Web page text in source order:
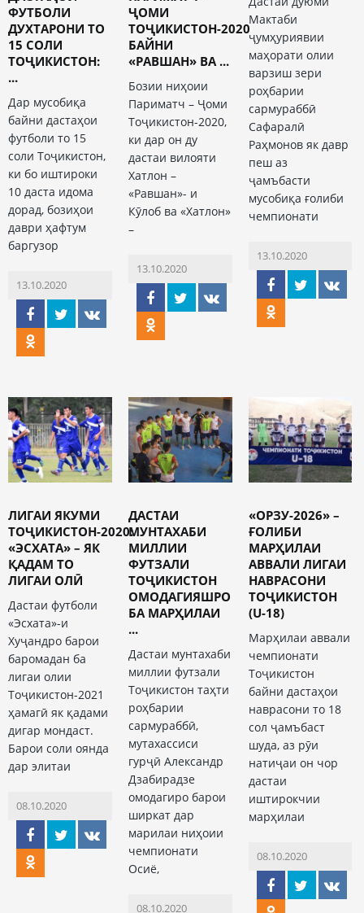
ФУТБОЛИ
ДУХТАРОНИ ТО
15 СОЛИ
ТОҶИКИСТОН:
...
Дар мусобиқа
байни дастаҳои
футболи то 15
соли Тоҷикистон,
ки бо иштироки
10 даста идома
дорад, бозиҳои
даври ҳафтум
баргузор
13.10.2020
ҶОМИ
ТОҶИКИСТОН-2020
БАЙНИ
«РАВШАН» ВА ...
Бозии ниҳоии
Париматч – Ҷоми
Тоҷикистон-2020,
ки дар он ду
дастаи вилояти
Хатлон –
«Равшан»- и
Кӯлоб ва «Хатлон»
–
13.10.2020
Мактаби
ҷумҳуриявии
маҳорати олии
варзиш зери
роҳбарии
сармураббӣ
Сафаралӣ
Раҳмонов як давр
пеш аз
ҷамъбасти
мусобиқа ғолиби
чемпионати
13.10.2020
ЛИГАИ ЯКУМИ
ТОҶИКИСТОН-2020:
«ЭСХАТА» – ЯК
ҚАДАМ ТО
ЛИГАИ ОЛӢ
Дастаи футболи
«Эсхата»-и
Хуҷандро барои
баромадан ба
лигаи олии
Тоҷикистон-2021
ҳамагӣ як қадами
дигар мондаст.
Барои соли оянда
дар элитаи
08.10.2020
ДАСТАИ
МУНТАХАБИ
МИЛЛИИ
ФУТЗАЛИ
ТОҶИКИСТОН
ОМОДАГИЯШРО
БА МАРҲИЛАИ
...
Дастаи мунтахаби
миллии футзали
Тоҷикистон таҳти
роҳбарии
сармураббӣ,
мутахассиси
гурҷӣ Александр
Дзабирадзе
омодагиро барои
ширкат дар
марилаи ниҳоии
чемпионати
Осиё,
08.10.2020
«ОРЗУ-2026» –
ҒОЛИБИ
МАРҲИЛАИ
АВВАЛИ ЛИГАИ
НАВРАСОНИ
ТОҶИКИСТОН
(U-18)
Марҳилаи аввали
чемпионати
Тоҷикистон
байни дастаҳои
наврасони то 18
сол ҷамъбаст
шуда, аз рӯи
натиҷаи он чор
дастаи
иштирокчии
марҳилаи
08.10.2020